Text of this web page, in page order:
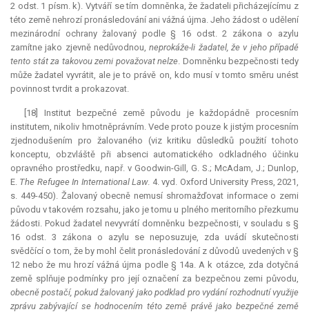
2 odst. 1 písm. k). Vytváří se tím domněnka, že žadateli přicházejícímu z
této země nehrozí pronásledování ani vážná újma. Jeho žádost o udělení
mezinárodní ochrany žalovaný podle § 16 odst. 2 zákona o azylu
zamítne jako zjevně nedůvodnou,neprokáže-li žadatel, že v jeho případě
tento stát za takovou zemi považovat nelze. Domněnku bezpečnosti tedy
může žadatel vyvrátit, ale je to právě on, kdo musí v tomto směru unést
povinnost tvrdit a prokazovat.
[18] Institut bezpečné země původu je každopádně procesním
institutem, nikoliv hmotněprávním. Vede proto pouze k jistým procesním
zjednodušením pro žalovaného (viz kritiku důsledků použití tohoto
konceptu, obzvláště při absenci automatického odkladného účinku
opravného prostředku, např. v Goodwin-Gill, G. S.; McAdam, J.; Dunlop,
E. The Refugee In International Law. 4. vyd. Oxford University Press, 2021,
s. 449-450). Žalovaný obecně nemusí shromažďovat informace o zemi
původu v takovém rozsahu, jako je tomu u plného meritorního přezkumu
žádosti. Pokud žadatel nevyvrátí domněnku bezpečnosti, v souladu s §
16 odst. 3 zákona o azylu se neposuzuje, zda uvádí skutečnosti
svědčící o tom, že by mohl čelit pronásledování z důvodů uvedených v §
12 nebo že mu hrozí vážná újma podle § 14a. A k otázce, zda dotyčná
země splňuje podmínky pro její označení za bezpečnou zemi původu,
obecně postačí, pokud žalovaný jako podklad pro vydání rozhodnutí využije
zprávu zabývající se hodnocením této země právě jako bezpečné země